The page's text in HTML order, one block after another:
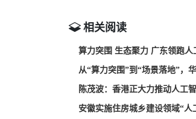
相关阅读
算力突围 生态聚力 广东领跑人
从“算力突围”到“场景落地”，
陈茂波：香港正大力推动人工
安徽实施住房城乡建设领域“人